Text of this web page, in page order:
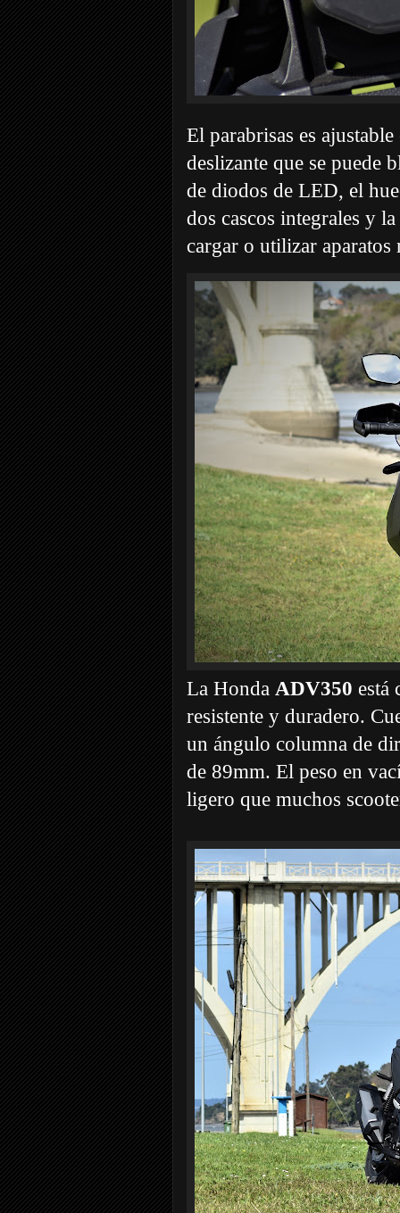
El parabrisas es
deslizante que se puede
de diodos de LED, el
dos cascos integrales y
cargar o utilizar aparatos
La Honda ADV350 está
resistente y duradero.
un ángulo columna de
de 89mm. El peso en
ligero que muchos